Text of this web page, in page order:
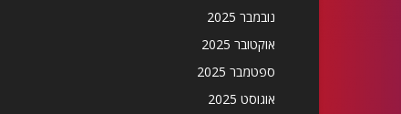
נובמבר 2025
אוקטובר 2025
ספטמבר 2025
אוגוסט 2025